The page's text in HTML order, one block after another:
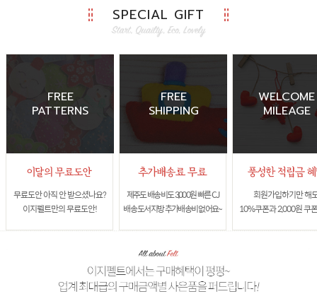
SPECIAL GIFT
FREE
PATTERNS
무료도안 아직 안 받으셨나요?
이지펠트만의 무료도안!
FREE
SHIPPING
제주도 배송비도 3,000원 빠른 CJ
배송 도서지방 추가배송비 없어요~
WELCOME
MILEAGE
회원가입하기만 해
10%쿠폰과 2,000원 쿠